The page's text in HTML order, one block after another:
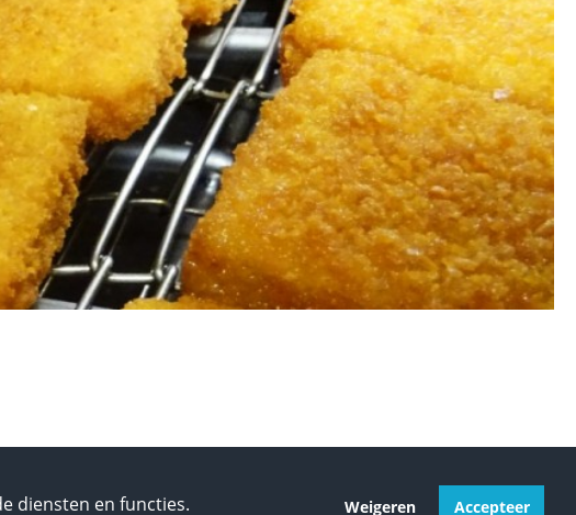
diensten en functies.
Weigeren Accepteer